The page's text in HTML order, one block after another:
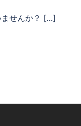
ませんか？ […]